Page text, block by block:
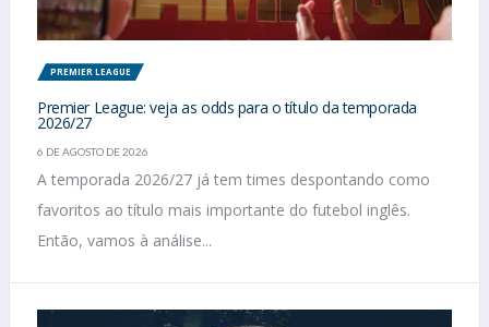
PREMIER LEAGUE
Premier League: veja as odds para o título da temporada
2026/27
6 DE AGOSTO DE 2026
A temporada 2026/27 já tem times despontando como
favoritos ao título mais importante do futebol inglês.
Então, vamos à análise...